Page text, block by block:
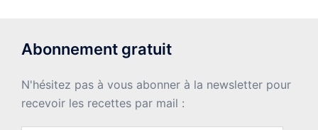
Abonnement gratuit
N'hésitez pas à vous abonner à la newsletter pour
recevoir les recettes par mail :